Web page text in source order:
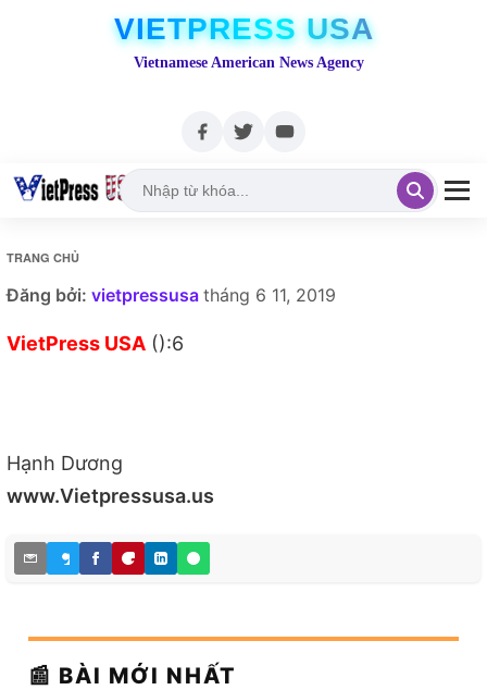
VIETPRESS USA
Vietnamese American News Agency
TRANG CHỦ
Đăng bởi: vietpressusa tháng 6 11, 2019
VietPress USA ():6
Hạnh Dương
www.Vietpressusa.us
📰 BÀI MỚI NHẤT